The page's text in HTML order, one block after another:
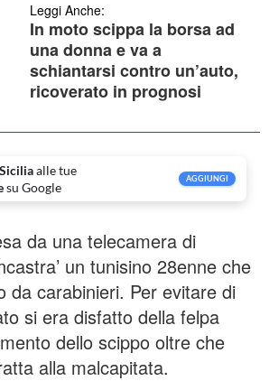
Leggi Anche:
In moto scippa la borsa ad
una donna e va a
schiantarsi contro un’auto,
ricoverato in prognosi
alle tue
su Google
AGGIUNGI
da una telecamera di
un tunisino 28enne che
da carabinieri. Per evitare di
si era disfatto della felpa
dello scippo oltre che
alla malcapitata.